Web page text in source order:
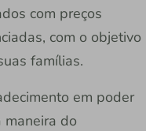
com preços
com o objetivo
famílias.
em poder
maneira do